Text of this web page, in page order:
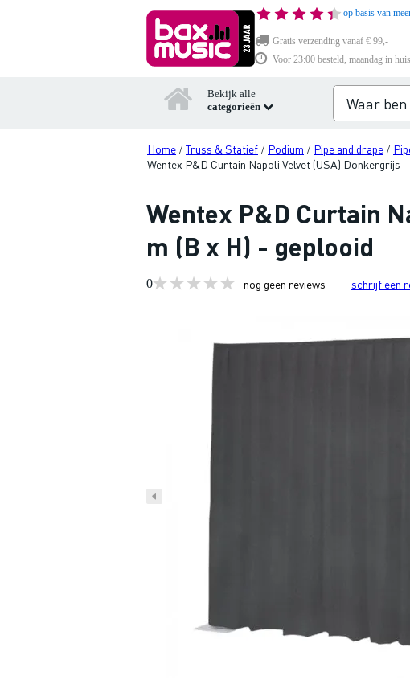
op basis van
Gratis verzending vanaf € 99,-
Voor 23:00 besteld, maandag in
Bekijk alle
categorieën
Home /Truss & Statief / Podium / Pipe and drape /
Wentex P&D Curtain Napoli Velvet (USA) Donkergrijs -
Wentex P&D Curtain
m (B x H) - geplooid
0 nog geen reviews schrijf een